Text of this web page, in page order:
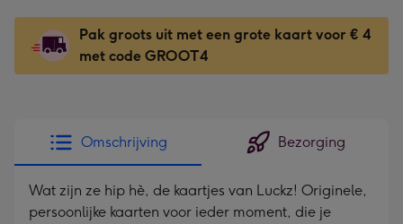
130
x
130
mm
-
Dimensions:
167
mm
-
€6,49
-
indruk
-
Dimensions:
240
Pak groots uit met een grote kaart voor € 4
met code GROOT4
Omschrijving Bezorging
Wat zijn ze hip hè, de kaartjes van Luckz! Originele,
persoonlijke kaarten voor ieder moment, die je